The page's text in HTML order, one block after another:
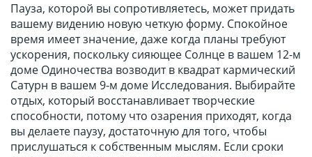
Пауза, которой вы сопротивляетесь, может придать
вашему видению новую четкую форму. Спокойное
время имеет значение, даже когда планы требуют
ускорения, поскольку сияющее Солнце в вашем 12-м
доме Одиночества возводит в квадрат кармический
Сатурн в вашем 9-м доме Исследования. Выбирайте
отдых, который восстанавливает творческие
способности, потому что озарения приходят, когда
вы делаете паузу, достаточную для того, чтобы
прислушаться к собственным мыслям. Если сроки